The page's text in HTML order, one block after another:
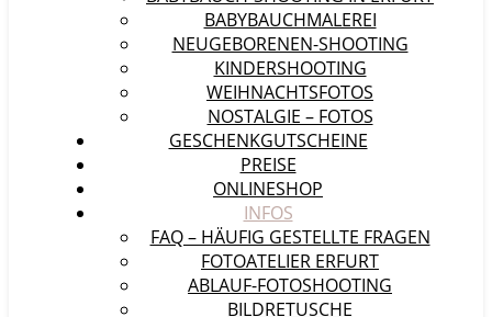
BABYBAUCHMALEREI
NEUGEBORENEN-SHOOTING
KINDERSHOOTING
WEIHNACHTSFOTOS
NOSTALGIE – FOTOS
GESCHENKGUTSCHEINE
PREISE
ONLINESHOP
INFOS
FAQ – HÄUFIG GESTELLTE FRAGEN
FOTOATELIER ERFURT
ABLAUF-FOTOSHOOTING
BILDRETUSCHE